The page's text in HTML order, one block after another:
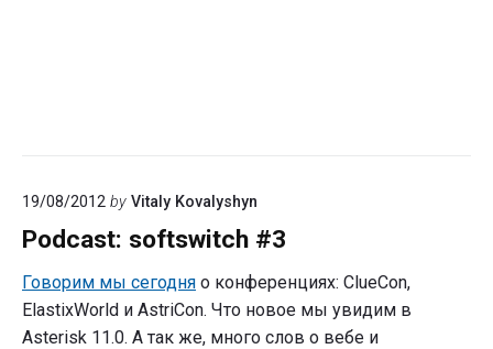
19/08/2012 by Vitaly Kovalyshyn
Podcast: softswitch #3
Говорим мы сегодня о конференциях: ClueCon,
ElastixWorld и AstriCon. Что новое мы увидим в
Asterisk 11.0. А так же, много слов о вебе и